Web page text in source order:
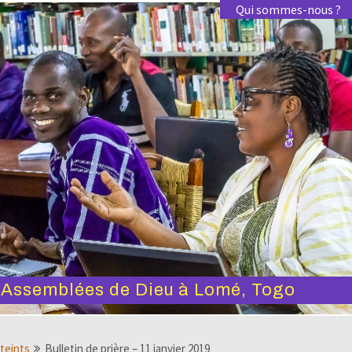
Qui sommes-nous ?
de Dieu à Lomé, Togo
Bulletin de prière – 11 janvier 2019